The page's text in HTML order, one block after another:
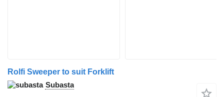
Rolfi Sweeper to suit Forklift
Subasta